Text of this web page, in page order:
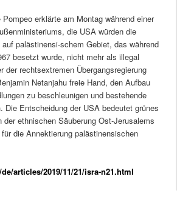
erklärte am Montag während einer
die USA würden die
palästinensi-schem Gebiet, das während
besetzt wurde, nicht mehr als illegal
der rechtsextremen Übergangsregierung
Netanjahu freie Hand, den Aufbau
zu beschleunigen und bestehende
Die Entscheidung der USA bedeutet grünes
ethnischen Säuberung Ost-Jerusalems
die Annektierung palästinensischen
articles/2019/11/21/isra-n21.html